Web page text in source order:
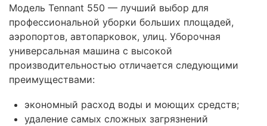
Модель Tennant 550 — лучший выбор для
профессиональной уборки больших площадей,
аэропортов, автопарковок, улиц. Уборочная
универсальная машина с высокой
производительностью отличается следующими
преимуществами:
экономный расход воды и моющих средств;
удаление самых сложных загрязнений